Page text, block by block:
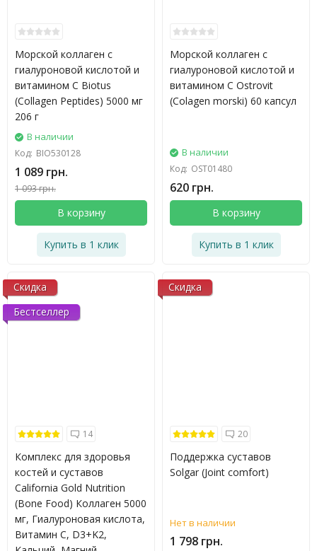
Морской коллаген с
гиалуроновой кислотой и
витамином С Biotus
(Collagen Peptides) 5000 мг
206 г
В наличии
Код: BIO530128
1 089 грн.
1 093 грн.
В корзину
Купить в 1 клик
Морской коллаген с
гиалуроновой кислотой и
витамином C Ostrovit
(Colagen morski) 60 капсул
В наличии
Код: OST01480
620 грн.
В корзину
Купить в 1 клик
Скидка
Бестселлер
14
Комплекс для здоровья
костей и суставов
California Gold Nutrition
(Bone Food) Коллаген 5000
мг, Гиалуроновая кислота,
Витамин С, D3+K2,
Скидка
20
Поддержка суставов
Solgar (Joint comfort)
Нет в наличии
1 798 грн.